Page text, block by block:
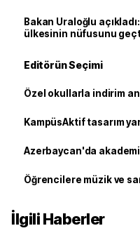
Bakan Uraloğlu
ülkesinin nüfusunu
Editörün Seçimi
Özel okullarla indirim
KampüsAktif tasarım
Azerbaycan'da
Öğrencilere müzik ve
İlgili Haberler